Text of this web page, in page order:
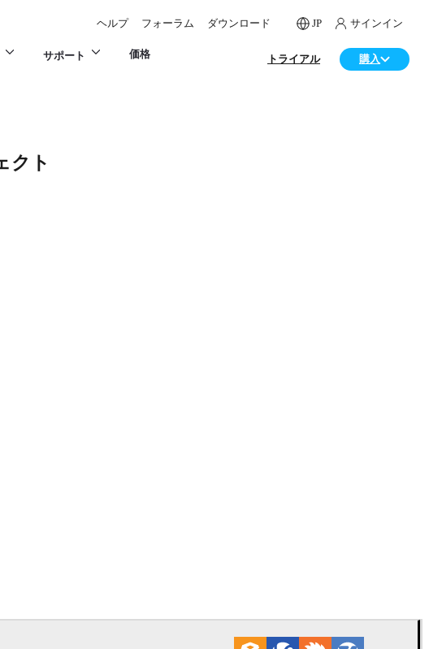
ヘルプ フォーラム ダウンロード JP サインイン
サポート 価格 トライアル 購入
クト